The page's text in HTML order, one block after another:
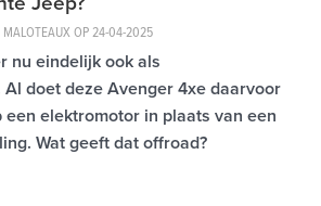
OP 24-04-2025
nu eindelijk ook als
doet deze Avenger 4xe daarvoor
elektromotor in plaats van een
Wat geeft dat offroad?